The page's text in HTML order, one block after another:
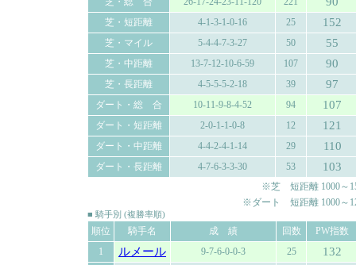
芝・短距離 4-1-3-1-0-16 25 152
芝・マイル 5-4-4-7-3-27 50 55
芝・中距離 13-7-12-10-6-59 107 90
芝・長距離 4-5-5-5-2-18 39 97
ダート・総 合 10-11-9-8-4-52 94 107
ダート・短距離 2-0-1-1-0-8 12 121
ダート・中距離 4-4-2-4-1-14 29 110
ダート・長距離 4-7-6-3-3-30 53 103
※芝 短距離 1000～
※ダート 短距離 1000～
■ 騎手別 (複勝率順)
順位 騎手名 成 績 回数
PW指数
1
ルメール 9-7-6-0-0-3 25 132